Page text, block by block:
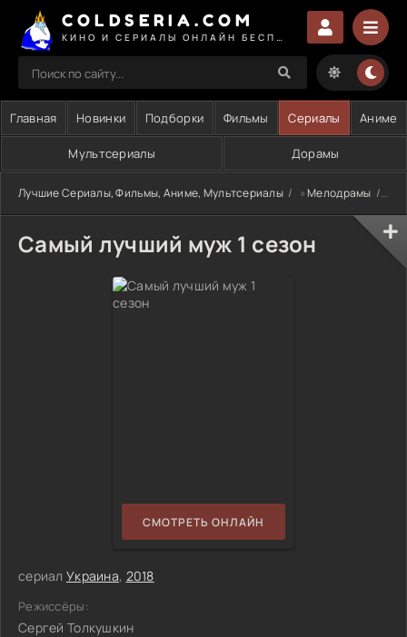
COLDSERIA.COM
Главная Новинки Подборки Фильмы Сериалы Аниме
Мультсериалы Дорамы
Лучшие Сериалы, Фильмы, Аниме, Мультсериалы »Мелодрамы »
Самый лучший муж 1 сезон
СМОТРЕТЬ ОНЛАЙН
сериал Украина, 2018
Режиссёры:
Сергей Толкушкин